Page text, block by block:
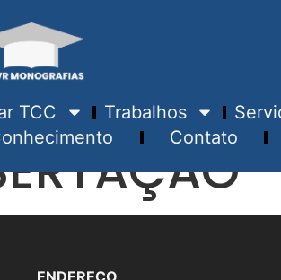
TCC Trabalhos
Contato